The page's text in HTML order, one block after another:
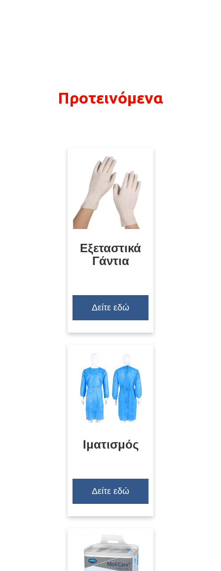
Προτεινόμενα
Εξεταστικά
Γάντια
Δείτε εδώ
Ιματισμός
Δείτε εδώ